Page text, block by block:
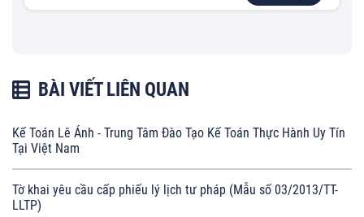
BÀI VIẾT LIÊN QUAN
Kế Toán Lê Ánh - Trung Tâm Đào Tạo Kế Toán Thực Hành Uy Tín
Tại Việt Nam
Tờ khai yêu cầu cấp phiếu lý lịch tư pháp (Mẫu số 03/2013/TT-
LLTP)